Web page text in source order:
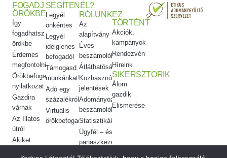
FOGADJ
ÖRÖKBE
Így
fogadhatsz
örökbe
Érdemes
megfontolni
Örökbefogadói
nyilatkozat
Gazdira
várnak
Az Illatos
útról
Akiket
SEGÍTENÉL?
Legyél
önkéntes
Legyél
ideiglenes
befogadó!
Támogasd
munkánkat!
Adó egy
százalékról
Virtuális
örökbefogadás
RÓLUNK
Az
alapítvány
Éves
beszámolók
Átláthatóság
Közhasznúsági
jelentések
Adományozási
beszámolók
Statisztikák
Ügyfél – és
panaszkezelés
EZ
TÖRTÉNT
Akciók,
kampányok
Rendezvényeink
Híreink
SIKERSZTORIK
Álom
gazdik
Elismeréseink